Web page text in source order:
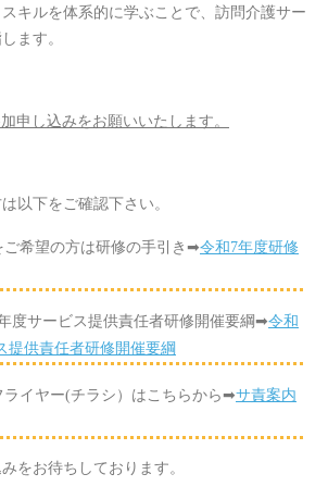
キルを体系的に学ぶことで、訪問介護サー
ます。
申し込みをお願いいたします。
以下をご確認下さい。
ご希望の方は研修の手引き➡令和7年度研修
度サービス提供責任者研修開催要綱➡令和
提供責任者研修開催要綱
ライヤー(チラシ）はこちらから➡サ責案内
をお待ちしております。